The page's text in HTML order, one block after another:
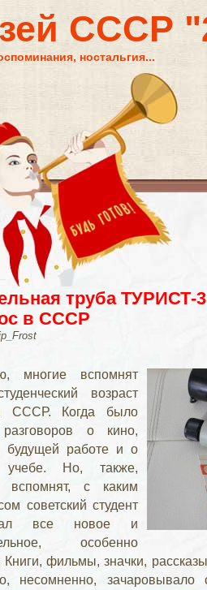
СССР
ностальгия...
труба ТУРИСТ-
в СССР
многие вспомнят
возраст
СССР. Когда было
о кино,
будущей работе и о
учебе. Но, также,
вспомнят, с каким
советский студент
все новое и
особенно
Книги, фильмы, значки,
несомненно,